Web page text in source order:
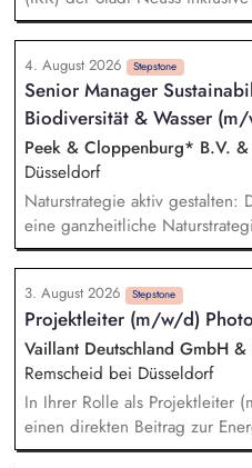
Öffentlichkeitsarbeit sowie
Monitoring und
PV-Anlagen sowie Planung
Prüfung, Planung und
Sharing und/oder
Fördermittelakquise und
in den Bereichen regenerative
energiesparendes Bauen und
4. August 2026 Stepstone
Senior Manager
Biodiversität & Wasser
Peek & Cloppenburg* B.V. &
Düsseldorf
Naturstrategie aktiv gestalten:
eine ganzheitliche
und Wasser, um die
Unternehmensgruppe auf
minimieren. Risiken und
identifizierst sowie bewertest
Risiken und Abhängigkeiten
Wertschöpfungskette und
ab. Ziele und KPIs steuern:
Messgrößen und
Zusammenarbeit mit den
3. August 2026 Stepstone
Projektleiter (m/w/d)
Vaillant Deutschland GmbH &
Remscheid bei Düsseldorf
In Ihrer Rolle als Projektleiter
einen direkten Beitrag zur
Photovoltaik-Projekte von der